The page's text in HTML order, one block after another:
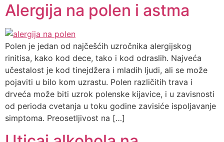
Alergija na polen i astma
Polen je jedan od najčešćih uzročnika alergijskog
rinitisa, kako kod dece, tako i kod odraslih. Najveća
učestalost je kod tinejdžera i mladih ljudi, ali se može
pojaviti u bilo kom uzrastu. Polen različitih trava i
drveća može biti uzrok polenske kijavice, i u zavisnosti
od perioda cvetanja u toku godine zavisiće ispoljavanje
simptoma. Preosetljivost na […]